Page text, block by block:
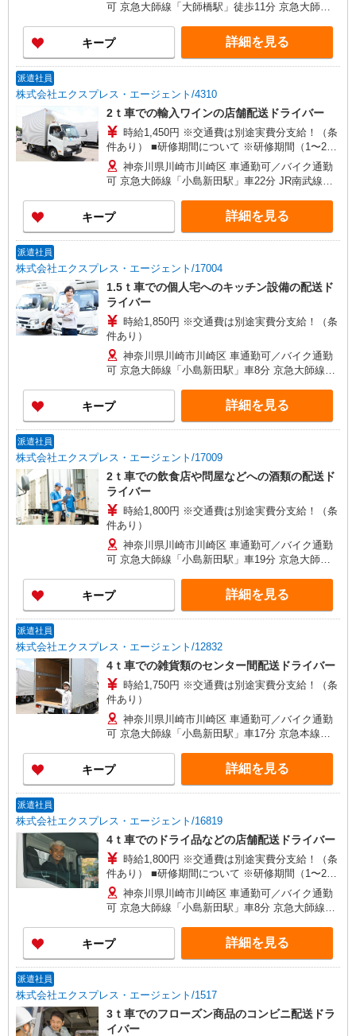
可 京急大師線「大師橋駅」徒歩11分 京急大師線
キープ 詳細を見る
派遣社員
株式会社エクスプレス・エージェント/4310
2ｔ車での輸入ワインの店舗配送ドライバー
時給1,450円 ※交通費は別途実費分支給！（条
件あり） ■研修期間について ※研修期間（1〜2週
間程）は、時給1,230円（日収7,380円〜）となり
ます。
神奈川県川崎市川崎区 車通勤可／バイク通勤
可 京急大師線「小島新田駅」車22分 JR南武線
キープ 詳細を見る
派遣社員
株式会社エクスプレス・エージェント/17004
1.5ｔ車での個人宅へのキッチン設備の配送ド
ライバー
時給1,850円 ※交通費は別途実費分支給！（条
件あり）
神奈川県川崎市川崎区 車通勤可／バイク通勤
可 京急大師線「小島新田駅」車8分 京急大師線
キープ 詳細を見る
派遣社員
株式会社エクスプレス・エージェント/17009
2ｔ車での飲食店や問屋などへの酒類の配送ド
ライバー
時給1,800円 ※交通費は別途実費分支給！（条
件あり）
神奈川県川崎市川崎区 車通勤可／バイク通勤
可 京急大師線「小島新田駅」車19分 京急大師線
キープ 詳細を見る
派遣社員
株式会社エクスプレス・エージェント/12832
4ｔ車での雑貨類のセンター間配送ドライバー
時給1,750円 ※交通費は別途実費分支給！（条
件あり）
神奈川県川崎市川崎区 車通勤可／バイク通勤
可 京急大師線「小島新田駅」車17分 京急本線
キープ 詳細を見る
派遣社員
株式会社エクスプレス・エージェント/16819
4ｔ車でのドライ品などの店舗配送ドライバー
時給1,800円 ※交通費は別途実費分支給！（条
件あり） ■研修期間について ※研修期間（1〜2週
間程）は、時給1,520円（日収12,100円〜）となり
ます。 →研修時のみ8:30〜17:30（実働8時間）で
の勤務となります。
神奈川県川崎市川崎区 車通勤可／バイク通勤
可 京急大師線「小島新田駅」車8分 京急大師線
キープ 詳細を見る
派遣社員
株式会社エクスプレス・エージェント/1517
3ｔ車でのフローズン商品のコンビニ配送ドラ
イバー